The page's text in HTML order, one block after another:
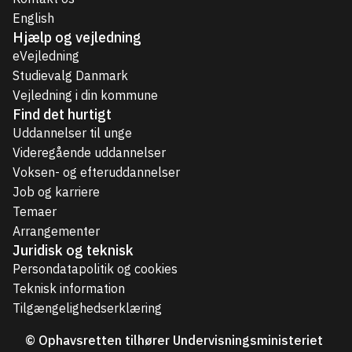
English
Hjælp og vejledning
eVejledning
Studievalg Danmark
Vejledning i din kommune
Find det hurtigt
Uddannelser til unge
Videregående uddannelser
Voksen- og efteruddannelser
Job og karriere
Temaer
Arrangementer
Juridisk og teknisk
Persondatapolitik og cookies
Teknisk information
Tilgængelighedserklæring
© Ophavsretten tilhører Undervisningsministeriet